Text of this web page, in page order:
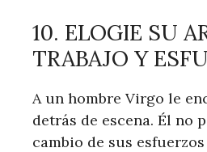
10. ELOGIE SU
TRABAJO Y
A un hombre Virgo le
detrás de escena. Él no
cambio de sus